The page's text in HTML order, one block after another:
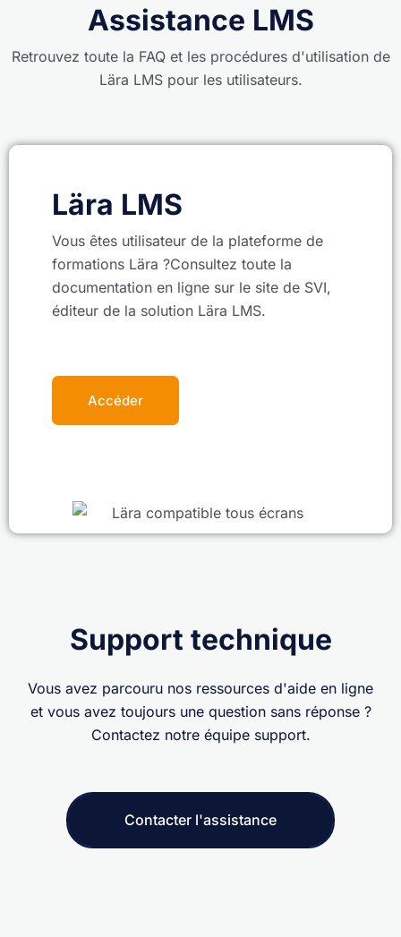
Assistance LMS
Retrouvez toute la FAQ et les procédures d'utilisation de
Lära LMS pour les utilisateurs.
Lära LMS
Vous êtes utilisateur de la plateforme de
formations Lära ?Consultez toute la
documentation en ligne sur le site de SVI,
éditeur de la solution Lära LMS.
Accéder
Support technique
Vous avez parcouru nos ressources d'aide en ligne
et vous avez toujours une question sans réponse ?
Contactez notre équipe support.
Contacter l'assistance